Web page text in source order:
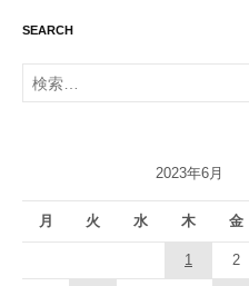
SEARCH
検
索:
2023年6月
月 火 水 木 金
1 2